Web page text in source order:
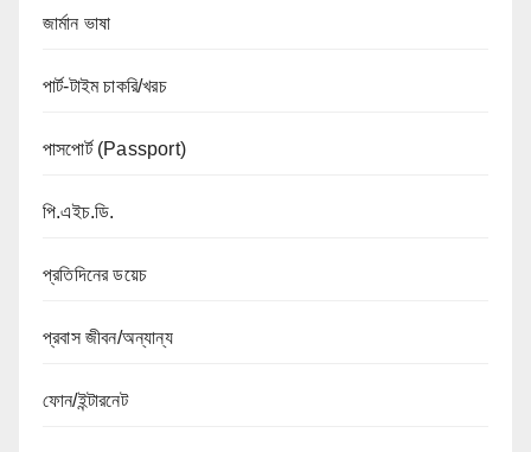
জার্মান ভাষা
পার্ট-টাইম চাকরি/খরচ
পাসপোর্ট (Passport)
পি.এইচ.ডি.
প্রতিদিনের ডয়েচ
প্রবাস জীবন/অন্যান্য
ফোন/ইন্টারনেট